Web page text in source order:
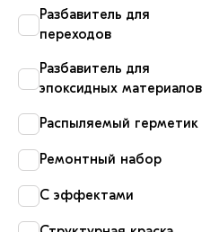
Разбавитель для
переходов
Разбавитель для
эпоксидных материалов
Распыляемый герметик
Ремонтный набор
С эффектами